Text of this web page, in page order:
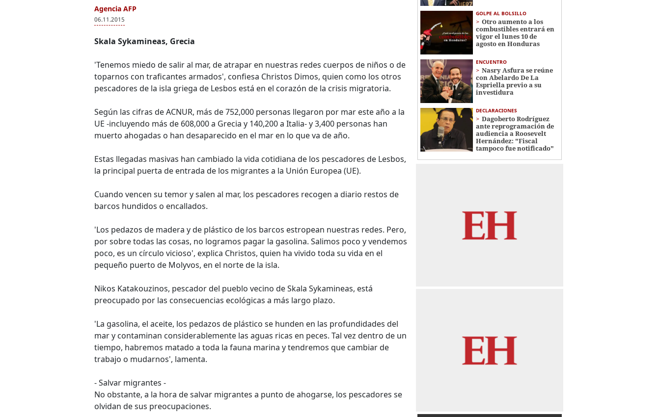
Agencia AFP
06.11.2015
Skala Sykamineas, Grecia
'Tenemos miedo de salir al mar, de atrapar en nuestras redes cuerpos de niños o de
toparnos con traficantes armados', confiesa Christos Dimos, quien como los otros
pescadores de la isla griega de Lesbos está en el corazón de la crisis migratoria.
Según las cifras de ACNUR, más de 752,000 personas llegaron por mar este año a la
UE -incluyendo más de 608,000 a Grecia y 140,200 a Italia- y 3,400 personas han
muerto ahogadas o han desaparecido en el mar en lo que va de año.
Estas llegadas masivas han cambiado la vida cotidiana de los pescadores de Lesbos,
la principal puerta de entrada de los migrantes a la Unión Europea (UE).
Cuando vencen su temor y salen al mar, los pescadores recogen a diario restos de
barcos hundidos o encallados.
'Los pedazos de madera y de plástico de los barcos estropean nuestras redes. Pero,
por sobre todas las cosas, no logramos pagar la gasolina. Salimos poco y vendemos
poco, es un círculo vicioso', explica Christos, quien ha vivido toda su vida en el
pequeño puerto de Molyvos, en el norte de la isla.
Nikos Katakouzinos, pescador del pueblo vecino de Skala Sykamineas, está
preocupado por las consecuencias ecológicas a más largo plazo.
'La gasolina, el aceite, los pedazos de plástico se hunden en las profundidades del
mar y contaminan considerablemente las aguas ricas en peces. Tal vez dentro de un
tiempo, habremos matado a toda la fauna marina y tendremos que cambiar de
trabajo o mudarnos', lamenta.
- Salvar migrantes -
No obstante, a la hora de salvar migrantes a punto de ahogarse, los pescadores se
olvidan de sus preocupaciones.
GOLPE AL BOLSILLO
Otro aumento a los
combustibles entrará en
vigor el lunes 10 de
agosto en Honduras
ENCUENTRO
Nasry Asfura se reúne
con Abelardo De La
Espriella previo a su
investidura
DECLARACIONES
Dagoberto Rodríguez
ante reprogramación de
audiencia a Roosevelt
Hernández: "Fiscal
tampoco fue notificado"